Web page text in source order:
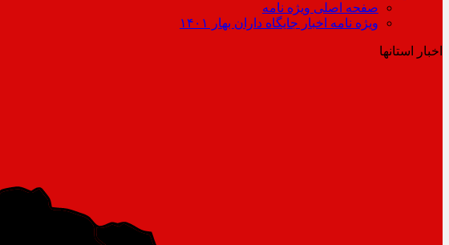
صفحه اصلی ویژه نامه
ویژه نامه اخبار جایگاه داران بهار ۱۴۰۱
اخبار استانها